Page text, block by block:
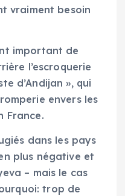
vraiment besoin
important de
l’escroquerie
d’Andijan », qui
envers les
France.
dans les pays
plus négative et
– mais le cas
trop de